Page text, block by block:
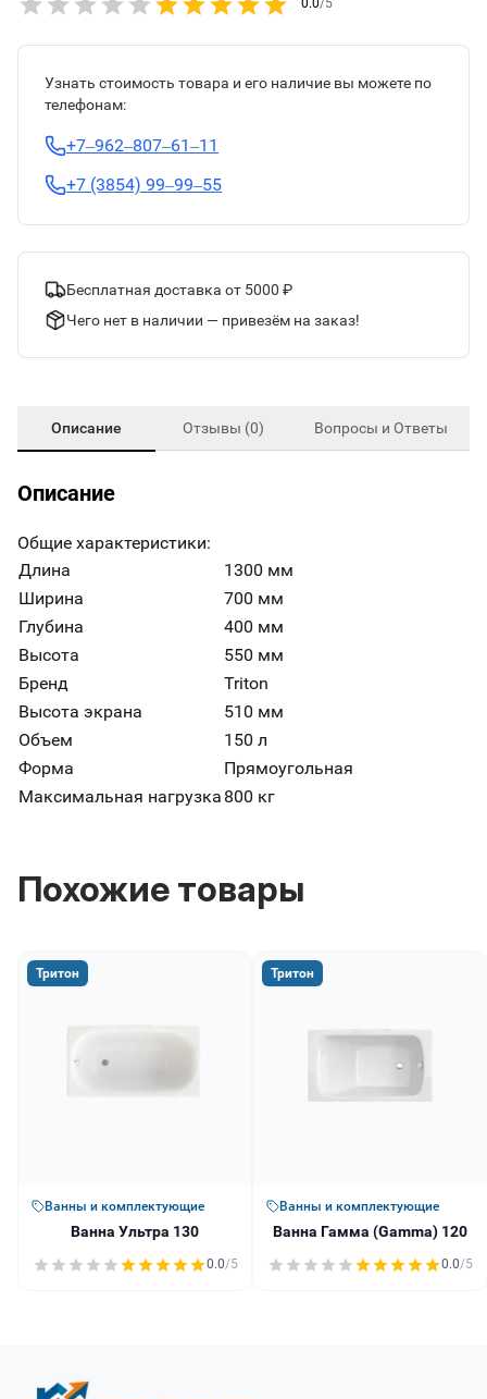
0.0/5
Узнать стоимость товара и его наличие вы можете по
телефонам:
+7‒962‒807‒61‒11
+7 (3854) 99‒99‒55
Бесплатная доставка от 5000 ₽
Чего нет в наличии — привезём на заказ!
Описание Отзывы (0) Вопросы и Ответы
Описание
Общие характеристики:
Длина
1300 мм
Ширина
700 мм
Глубина
400 мм
Высота
550 мм
Бренд
Triton
Высота экрана
510 мм
Объем
150 л
Форма
Прямоугольная
Максимальная нагрузка 800 кг
Похожие товары
Тритон
Ванны и комплектующие
Ванна Ультра 130
0.0/5
Тритон
Ванны и комплектующие
Ванна Гамма (Gamma) 120
0.0/5